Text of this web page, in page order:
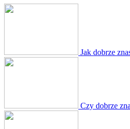
Jak dobrze
Czy dobrze